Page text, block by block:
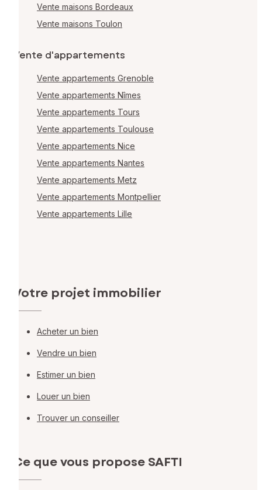
Vente maisons Bordeaux
Vente maisons Toulon
Vente d'appartements
Vente appartements Grenoble
Vente appartements Nîmes
Vente appartements Tours
Vente appartements Toulouse
Vente appartements Nice
Vente appartements Nantes
Vente appartements Metz
Vente appartements Montpellier
Vente appartements Lille
Votre projet immobilier
Acheter un bien
Vendre un bien
Estimer un bien
Louer un bien
Trouver un conseiller
Ce que vous propose SAFTI